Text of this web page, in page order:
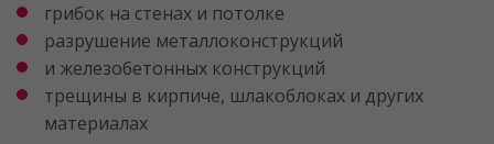
грибок на стенах и потолке
разрушение металлоконструкций
и железобетонных конструкций
трещины в кирпиче, шлакоблоках и других
материалах